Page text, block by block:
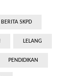
BERITA SKPD
LELANG
PENDIDIKAN